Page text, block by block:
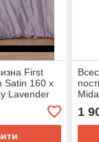
First
Satin 160 х
Lavender
1